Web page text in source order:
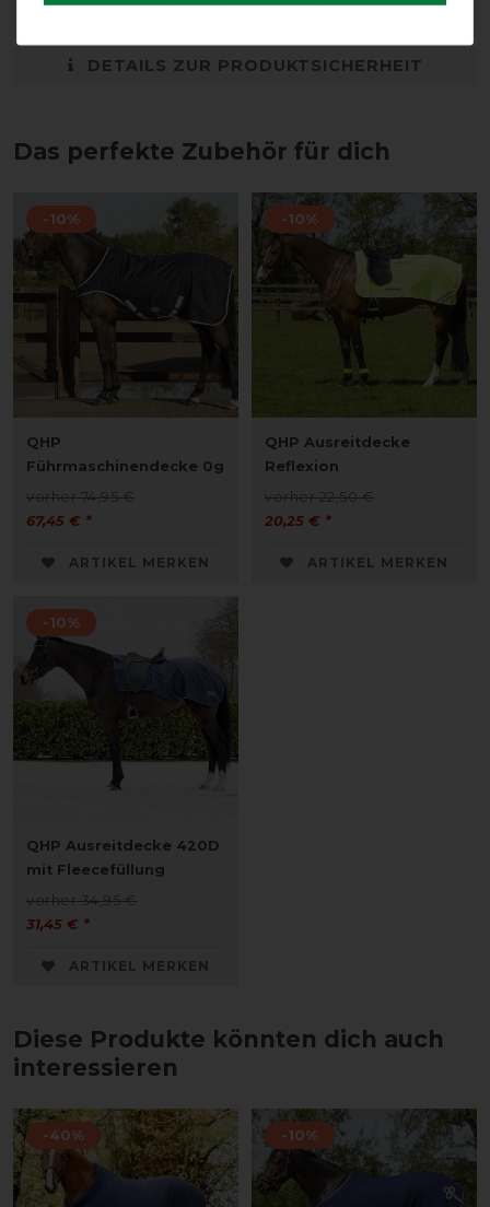
DETAILS ZUR PRODUKTSICHERHEIT
Das perfekte Zubehör für dich
-10%
QHP
Führmaschinendecke 0g
vorher 74,95 €
67,45 € *
ARTIKEL MERKEN
-10%
QHP Ausreitdecke
Reflexion
vorher 22,50 €
20,25 € *
ARTIKEL MERKEN
-10%
QHP Ausreitdecke 420D
mit Fleecefüllung
vorher 34,95 €
31,45 € *
ARTIKEL MERKEN
Diese Produkte könnten dich auch
interessieren
-40% -10%